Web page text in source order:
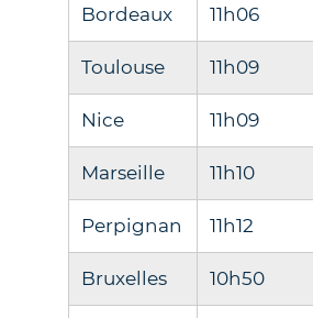
Bordeaux 11h06
Toulouse 11h09
Nice 11h09
Marseille 11h10
Perpignan 11h12
Bruxelles 10h50